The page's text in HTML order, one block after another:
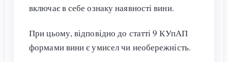
включає в себе ознаку наявності вини.
При цьому, відповідно до статті 9 КУпАП
формами вини є умисел чи необережність.